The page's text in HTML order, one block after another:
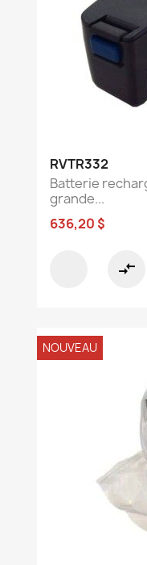
RVTR332
Batterie
grande...
636,20 $
compare_arrows
NOUVEAU